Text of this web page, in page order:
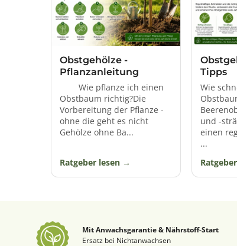
Die Brombeeren
Volkstümliche Namen hat
gegenwärtige Bezeichnung
Obstgehölze -
Pflanzanleitung
Wie pflanze ich einen
Obstbaum richtig?Die
Vorbereitung der Pflanze -
ohne die geht es nicht
Gehölze ohne Ba...
Ratgeber lesen
Tipps
Wie
und -
einen
...
Mit Anwachsgarantie & Nährstoff-Start
Ersatz bei Nichtanwachsen